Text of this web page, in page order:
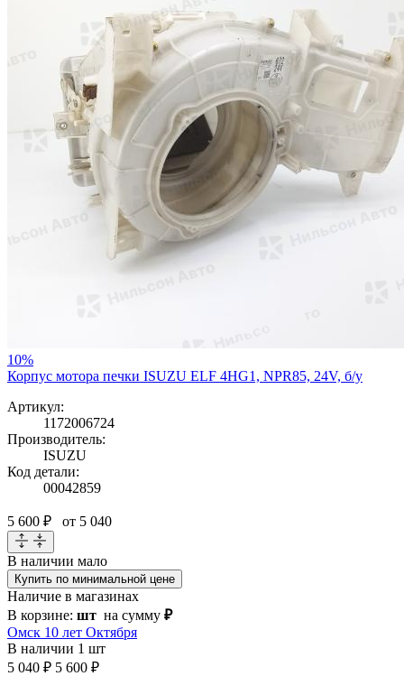
10%
Корпус мотора печки ISUZU ELF 4HG1, NPR85, 24V, б/у
Артикул:
1172006724
Производитель:
ISUZU
Код детали:
00042859
5 600 ₽ от 5 040
В наличии мало
Купить по минимальной цене
Наличие в магазинах
В корзине: шт на сумму ₽
Омск 10 лет Октября
В наличии 1 шт
5 040 ₽ 5 600 ₽